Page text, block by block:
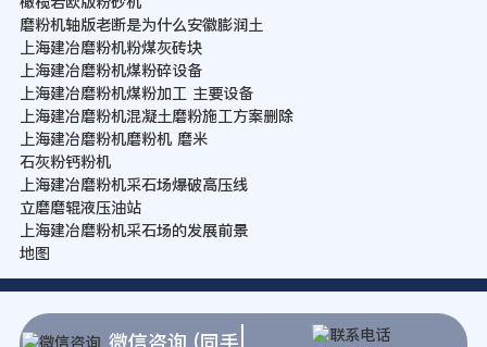
磨粉机轴版老断是为什么安徽膨润土
上海建冶磨粉机粉煤灰砖块
上海建冶磨粉机煤粉碎设备
上海建冶磨粉机煤粉加工 主要设备
上海建冶磨粉机混凝土磨粉施工方案删除
上海建冶磨粉机磨粉机 磨米
石灰粉钙粉机
上海建冶磨粉机采石场爆破高压线
立磨磨辊液压油站
上海建冶磨粉机采石场的发展前景
地图